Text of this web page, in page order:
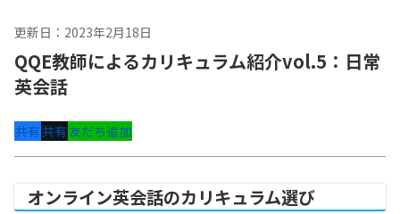
更新日：2023年2月18日
QQE教師によるカリキュラム紹介vol.5：日常
英会話
共有共有友だち追加
オンライン英会話のカリキュラム選び